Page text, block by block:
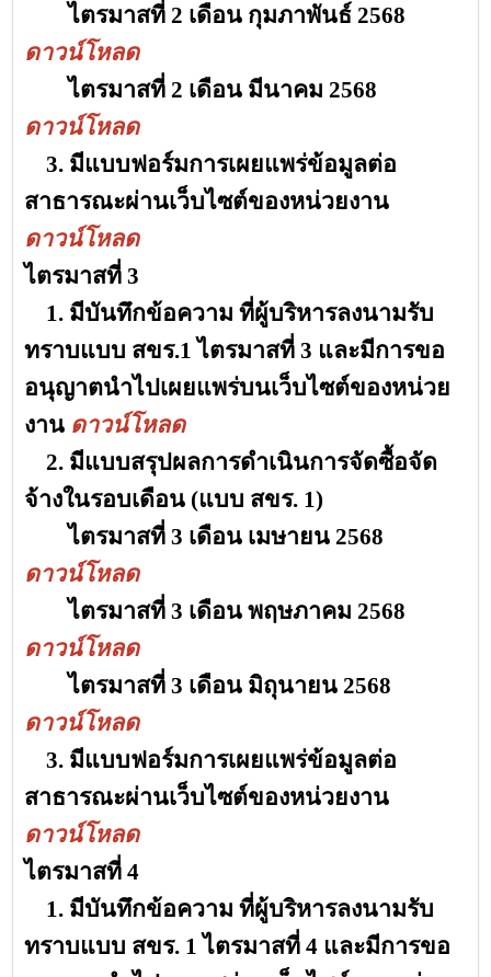
ไตรมาสที่ 2 เดือน กุมภาพันธ์ 2568
ดาวน์โหลด
ไตรมาสที่ 2 เดือน มีนาคม 2568
ดาวน์โหลด
3. มีแบบฟอร์มการเผยแพร่ข้อมูลต่อ
สาธารณะผ่านเว็บไซต์ของหน่วยงาน
ดาวน์โหลด
ไตรมาสที่3
1. มีบันทึกข้อความ ที่ผู้บริหารลงนามรับ
ทราบแบบ สขร.1 ไตรมาสที่ 3 และมีการขอ
อนุญาตนำไปเผยแพร่บนเว็บไซต์ของหน่วย
งาน ดาวน์โหลด
2. มีแบบสรุปผลการดำเนินการจัดซื้อจัด
จ้างในรอบเดือน (แบบ สขร. 1)
ไตรมาสที่ 3 เดือน เมษายน 2568
ดาวน์โหลด
ไตรมาสที่ 3 เดือน พฤษภาคม 2568
ดาวน์โหลด
ไตรมาสที่ 3 เดือน มิถุนายน 2568
ดาวน์โหลด
3. มีแบบฟอร์มการเผยแพร่ข้อมูลต่อ
สาธารณะผ่านเว็บไซต์ของหน่วยงาน
ดาวน์โหลด
ไตรมาสที่4
1. มีบันทึกข้อความ ที่ผู้บริหารลงนามรับ
ทราบแบบ สขร. 1 ไตรมาสที่ 4 และมีการขอ